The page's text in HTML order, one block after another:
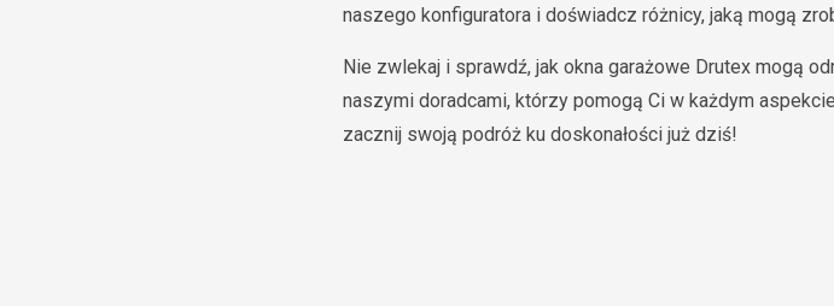
naszego konfiguratora i doświadcz różnicy, jaką mogą
Nie zwlekaj i sprawdź, jak okna garażowe Drutex mogą
naszymi doradcami, którzy pomogą Ci w każdym
zacznij swoją podróż ku doskonałości już dziś!